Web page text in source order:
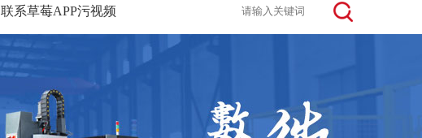
联系草莓APP污视频